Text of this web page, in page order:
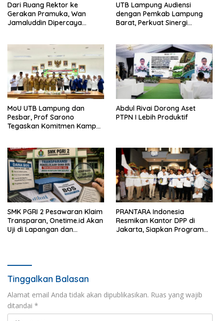
Dari Ruang Rektor ke
Gerakan Pramuka, Wan
Jamaluddin Dipercaya
UTB Lampung Audiensi
dengan Pemkab Lampung
Barat, Perkuat Sinergi
MoU UTB Lampung dan
Pesbar, Prof Sarono
Tegaskan Komitmen Kampus
Abdul Rivai Dorong Aset
PTPN I Lebih Produktif
SMK PGRI 2 Pesawaran Klaim
Transparan, Onetime.id Akan
Uji di Lapangan dan
PRANTARA Indonesia
Resmikan Kantor DPP di
Jakarta, Siapkan Program
Tinggalkan Balasan
Alamat email Anda tidak akan dipublikasikan. Ruas yang wajib
ditandai *